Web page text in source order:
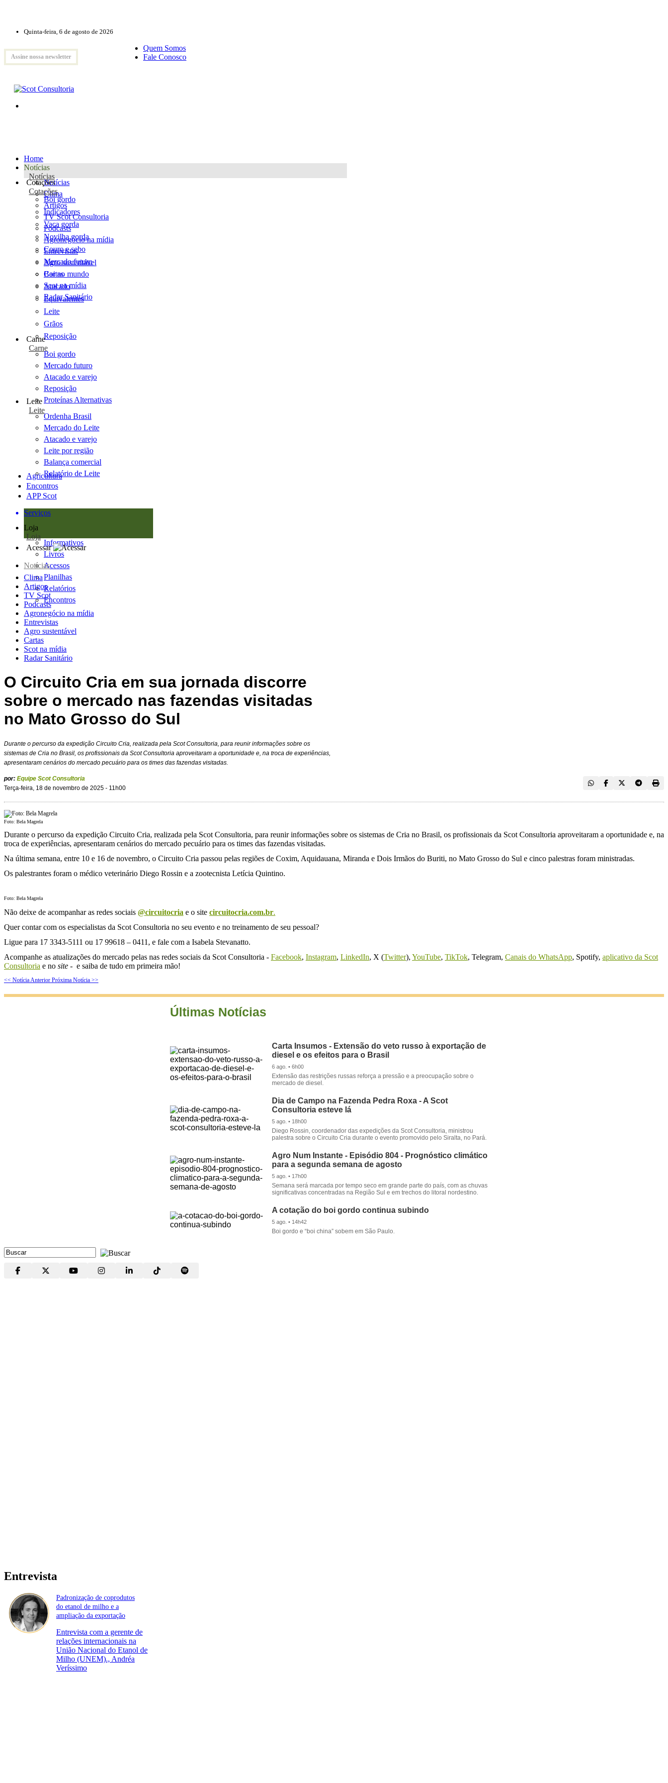
Quinta-feira, 6 de agosto de 2026
Assine nossa newsletter
Quem Somos
Fale Conosco
Home
Notícias
Notícias
Notícias
Clima
Artigos
TV Scot Consultoria
Podcasts
Agronegócio na mídia
Entrevistas
Agro sustentável
Cartas
Scot na mídia
Radar Sanitário
Cotações
Cotações
Boi gordo
Indicadores
Vaca gorda
Novilha gorda
Couro e sebo
Mercado futuro
Boi no mundo
Atacado
Equivalentes
Leite
Grãos
Reposição
Carne
Carne
Boi gordo
Mercado futuro
Atacado e varejo
Reposição
Proteínas Alternativas
Leite
Leite
Ordenha Brasil
Mercado do Leite
Atacado e varejo
Leite por região
Balança comercial
Relatório de Leite
Agricultura
Encontros
APP Scot
Serviços
Loja
Loja
Informativos
Livros
Acessos
Planilhas
Relatórios
Encontros
Acessar
Notícias
Clima
Artigos
TV Scot
Podcasts
Agronegócio na mídia
Entrevistas
Agro sustentável
Cartas
Scot na mídia
Radar Sanitário
O Circuito Cria em sua jornada discorre
sobre o mercado nas fazendas visitadas
no Mato Grosso do Sul
Durante o percurso da expedição Circuito Cria, realizada pela Scot Consultoria, para reunir informações sobre os
sistemas de Cria no Brasil, os profissionais da Scot Consultoria aproveitaram a oportunidade e, na troca de experiências,
apresentaram cenários do mercado pecuário para os times das fazendas visitadas.
por: Equipe Scot Consultoria
Terça-feira, 18 de novembro de 2025 - 11h00
Foto: Bela Magrela
Durante o percurso da expedição Circuito Cria, realizada pela Scot Consultoria, para reunir informações sobre os sistemas de Cria no Brasil, os profissionais da Scot Consultoria aproveitaram a oportunidade e, na
troca de experiências, apresentaram cenários do mercado pecuário para os times das fazendas visitadas.
Na última semana, entre 10 e 16 de novembro, o Circuito Cria passou pelas regiões de Coxim, Aquidauana, Miranda e Dois Irmãos do Buriti, no Mato Grosso do Sul e cinco palestras foram ministradas.
Os palestrantes foram o médico veterinário Diego Rossin e a zootecnista Letícia Quintino.
Foto: Bela Magrela
Não deixe de acompanhar as redes sociais @circuitocria e o site circuitocria.com.br.
Quer contar com os especialistas da Scot Consultoria no seu evento e no treinamento de seu pessoal?
Ligue para 17 3343-5111 ou 17 99618 – 0411, e fale com a Isabela Stevanatto.
Acompanhe as atualizações do mercado pelas nas redes sociais da Scot Consultoria - Facebook, Instagram, LinkedIn, X (Twitter), YouTube, TikTok, Telegram, Canais do WhatsApp, Spotify, aplicativo da Scot
Consultoria e no site - e saiba de tudo em primeira mão!
<< Notícia Anterior Próxima Notícia >>
Últimas Notícias
Carta Insumos - Extensão do veto russo à exportação de
diesel e os efeitos para o Brasil
6 ago. • 6h00
Extensão das restrições russas reforça a pressão e a preocupação sobre o
mercado de diesel.
Dia de Campo na Fazenda Pedra Roxa - A Scot
Consultoria esteve lá
5 ago. • 18h00
Diego Rossin, coordenador das expedições da Scot Consultoria, ministrou
palestra sobre o Circuito Cria durante o evento promovido pelo Siralta, no Pará.
Agro Num Instante - Episódio 804 - Prognóstico climático
para a segunda semana de agosto
5 ago. • 17h00
Semana será marcada por tempo seco em grande parte do país, com as chuvas
significativas concentradas na Região Sul e em trechos do litoral nordestino.
A cotação do boi gordo continua subindo
5 ago. • 14h42
Boi gordo e “boi china” sobem em São Paulo.
Entrevista
Padronização de coprodutos
do etanol de milho e a
ampliação da exportação
Entrevista com a gerente de
relações internacionais na
União Nacional do Etanol de
Milho (UNEM)., Andréa
Veríssimo